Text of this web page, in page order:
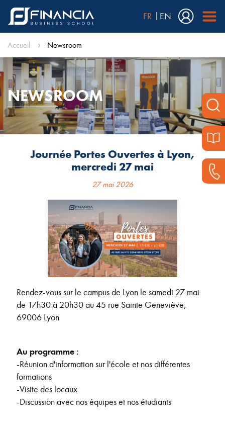
FR EN
Accueil Newsroom
NEWSROOM
Journée Portes Ouvertes à Lyon,
mercredi 27 mai
27 mai 2026
Rendez-vous sur le campus de Lyon le samedi 27 mai
de 17h30 à 20h30 au 45 rue Sainte Geneviève,
69006 Lyon
Au programme :
-Réunion d'information sur l'école et nos différentes
formations
-Visite des locaux
-Discussion avec nos équipes et nos étudiants